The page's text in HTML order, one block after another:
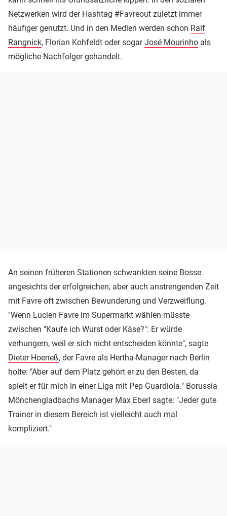
Netzwerken wird der Hashtag #Favreout zuletzt immer
häufiger genutzt. Und in den Medien werden schon Ralf
Rangnick, Florian Kohfeldt oder sogarJosé Mourinho als
mögliche Nachfolger gehandelt.
An seinen früheren Stationen schwankten seine Bosse
angesichts der erfolgreichen, aber auch anstrengenden Zeit
mit Favre oft zwischen Bewunderung und Verzweiflung.
"Wenn Lucien Favre im Supermarkt wählen müsste
zwischen "Kaufe ich Wurst oder Käse?": Er würde
verhungern, weil er sich nicht entscheiden könnte", sagte
Dieter Hoeneß, der Favre als Hertha-Manager nach Berlin
holte: "Aber auf dem Platz gehört er zu den Besten, da
spielt er für mich in einer Liga mit Pep Guardiola." Borussia
Mönchengladbachs Manager Max Eberl sagte: "Jeder gute
Trainer in diesem Bereich ist vielleicht auch mal
kompliziert."